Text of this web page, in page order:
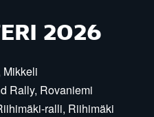
2026
Rally, Rovaniemi
ralli, Riihimäki